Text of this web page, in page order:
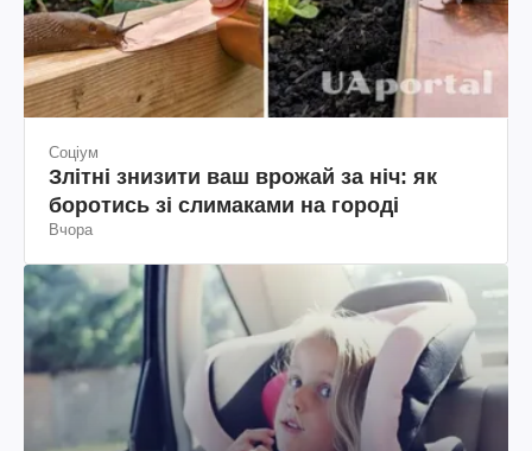
Соціум
Злітні знизити ваш врожай за ніч: як
боротись зі слимаками на городі
Вчора